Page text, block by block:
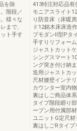
を除
階段／
様々な
まで、
ト手す
413特注対応品有
モニアスライト
り防音床（床暖
ド12銘木床床造
プモダンⅡ型Pタ
手すりリフォー
ジャストカット
シングスマート
ング突き付け納
造用ジャストカ
尺材腰壁インテ
カウンター室内
裏はしご商品体
タイプ階段廻り
ープン用付属部
ユニットG定尺
裏はしごRタイプ